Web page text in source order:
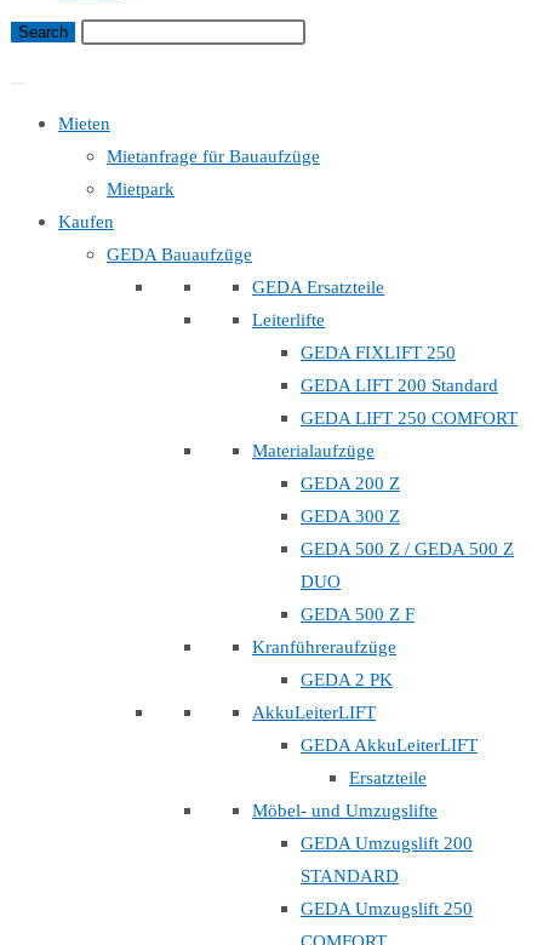
Mieten
Mietanfrage für Bauaufzüge
Mietpark
Kaufen
GEDA Bauaufzüge
GEDA Ersatzteile
Leiterlifte
GEDA FIXLIFT 250
GEDA LIFT 200 Standard
GEDA LIFT 250 COMFORT
Materialaufzüge
GEDA 200 Z
GEDA 300 Z
GEDA 500 Z / GEDA 500 Z
DUO
GEDA 500 Z F
Kranführeraufzüge
GEDA 2 PK
AkkuLeiterLIFT
GEDA AkkuLeiterLIFT
Ersatzteile
Möbel- und Umzugslifte
GEDA Umzugslift 200
STANDARD
GEDA Umzugslift 250